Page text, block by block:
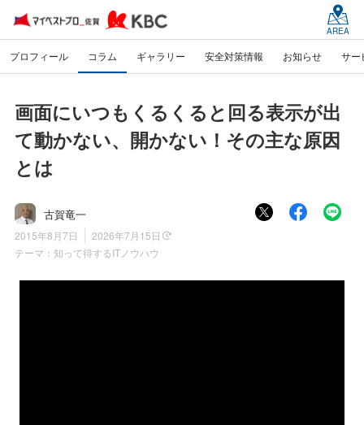
AREA
プロフィール コラム ギャラリー 安全対策情報 お知らせ サー
画面にいつもくるくると回る表示が出
て動かない、開かない！その主な原因
とは
古賀竜一
2015年8月7日
2026年7月15日
テーマ： 知って得するITノウハウ